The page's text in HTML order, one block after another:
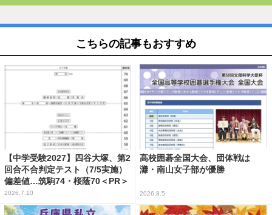
こちらの記事もおすすめ
【中学受験2027】四谷大塚、第2
回合不合判定テスト（7/5実施）
偏差値…筑駒74・桜蔭70＜PR＞
2026.7.10
高校囲碁全国大会、団体戦は
灘・南山女子部が優勝
2026.8.5